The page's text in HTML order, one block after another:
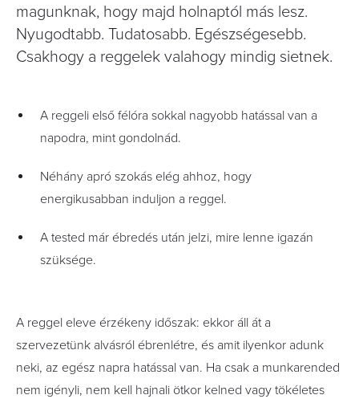
magunknak, hogy majd holnaptól más lesz.
Nyugodtabb. Tudatosabb. Egészségesebb.
Csakhogy a reggelek valahogy mindig sietnek.
A reggeli első félóra sokkal nagyobb hatással van a
napodra, mint gondolnád.
Néhány apró szokás elég ahhoz, hogy
energikusabban induljon a reggel.
A tested már ébredés után jelzi, mire lenne igazán
szüksége.
A reggel eleve érzékeny időszak: ekkor áll át a
szervezetünk alvásról ébrenlétre, és amit ilyenkor adunk
neki, az egész napra hatással van. Ha csak a munkarended
nem igényli, nem kell hajnali ötkor kelned vagy tökéletes